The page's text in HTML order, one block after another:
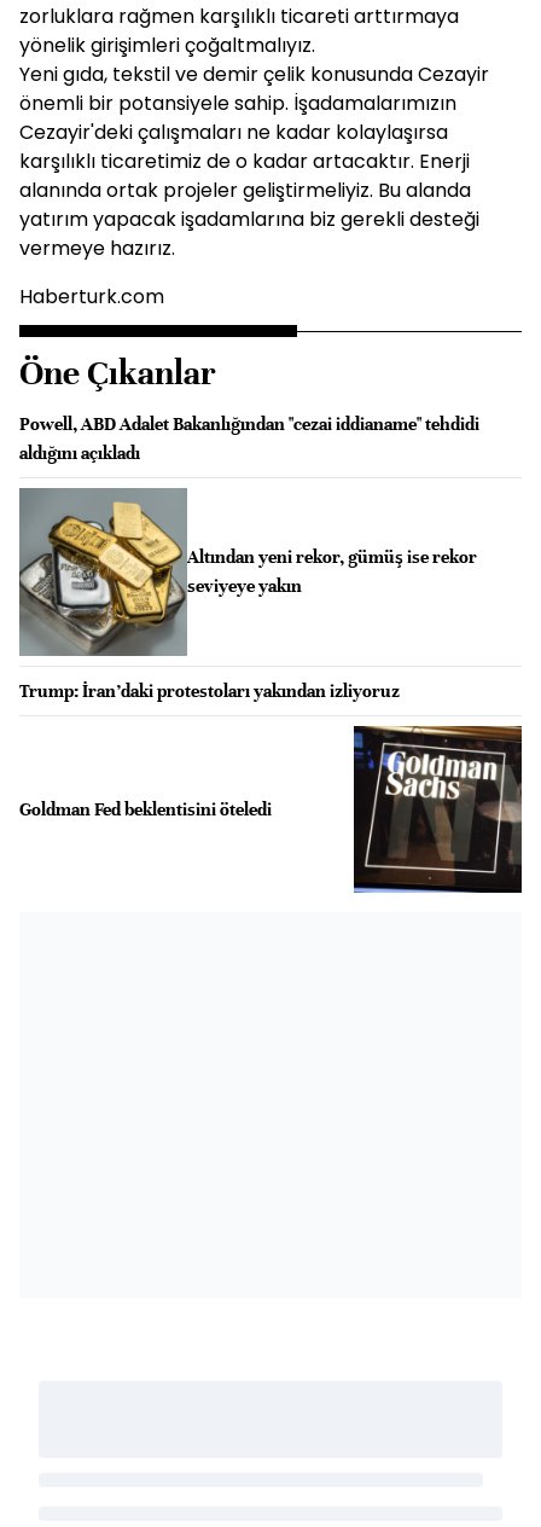
zorluklara rağmen karşılıklı ticareti arttırmaya
yönelik girişimleri çoğaltmalıyız.
Yeni gıda, tekstil ve demir çelik konusunda Cezayir
önemli bir potansiyele sahip. İşadamalarımızın
Cezayir'deki çalışmaları ne kadar kolaylaşırsa
karşılıklı ticaretimiz de o kadar artacaktır. Enerji
alanında ortak projeler geliştirmeliyiz. Bu alanda
yatırım yapacak işadamlarına biz gerekli desteği
vermeye hazırız.
Haberturk.com
Öne Çıkanlar
Powell, ABD Adalet Bakanlığından "cezai iddianame" tehdidi
aldığını açıkladı
Altından yeni rekor, gümüş ise rekor
seviyeye yakın
Trump: İran’daki protestoları yakından izliyoruz
Goldman Fed beklentisini öteledi